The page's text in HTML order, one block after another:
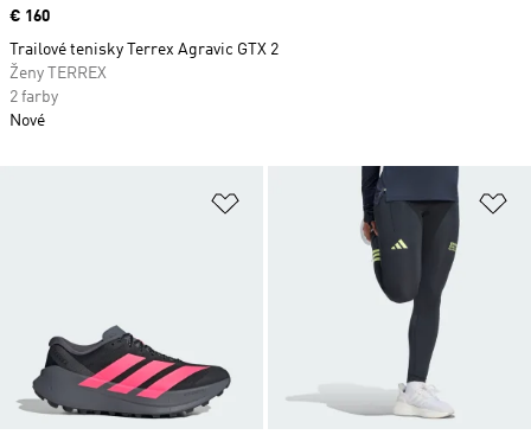
Pridať do zoznamu želaných
Price
€ 160
Trailové tenisky Terrex Agravic GTX 2
Ženy TERREX
2 farby
Nové